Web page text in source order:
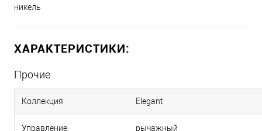
никель
ХАРАКТЕРИСТИКИ:
Прочие
Коллекция Elegant
Управление рычажный